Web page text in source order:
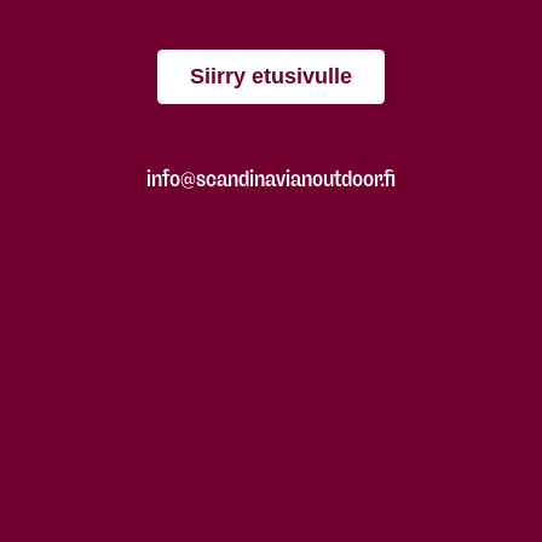
Siirry etusivulle
info@scandinavianoutdoor.fi